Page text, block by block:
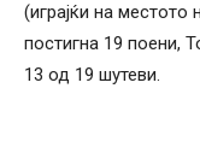
(играјќи на
постигна 19 поени,
13 од 19 шутеви.